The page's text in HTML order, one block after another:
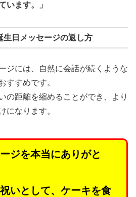
います。」
生日メッセージの返し方
ジには、自然に会話が続くような
すすめです。
の距離を縮めることができ、より
になります。
ジを本当にありがと
いとして、ケーキを食